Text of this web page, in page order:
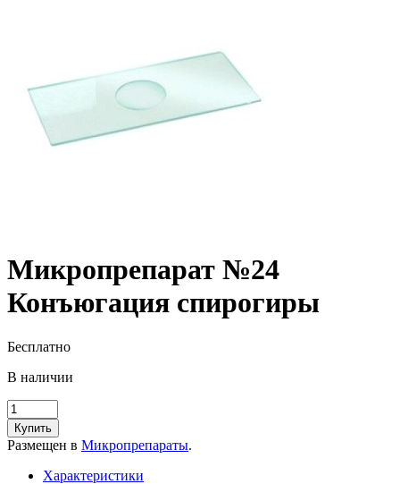
Микропрепарат №24
Конъюгация спирогиры
Бесплатно
В наличии
Купить
Размещен в Микропрепараты.
Характеристики